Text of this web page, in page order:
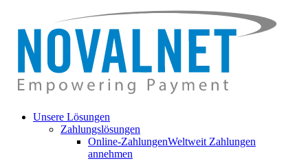
Unsere Lösungen
Zahlungslösungen
Online-ZahlungenWeltweit Zahlungen
annehmen